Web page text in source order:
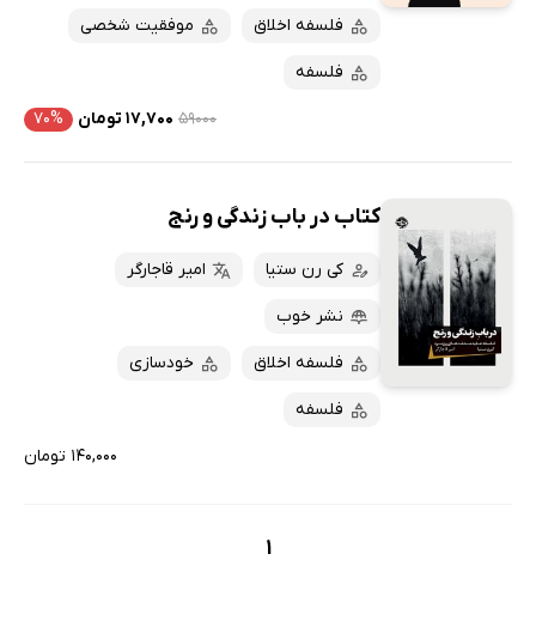
فلسفه اخلاق موفقیت شخصی
فلسفه
۵۹۰۰۰ ۱۷,۷۰۰ تومان ۷۰%
کتاب در باب زندگی و رنج
کی رن ستیا امیر قاجارگر
نشر خوب
فلسفه اخلاق خودسازی
فلسفه
۱۴۰,۰۰۰ تومان
1